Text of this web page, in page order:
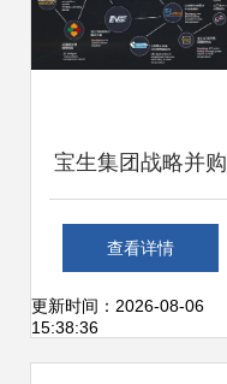
宝生集团战略并购
魔灯智媒，强强联
手共绘物联网媒介
查看详情
更新时间：2026-08-06
15:38:36